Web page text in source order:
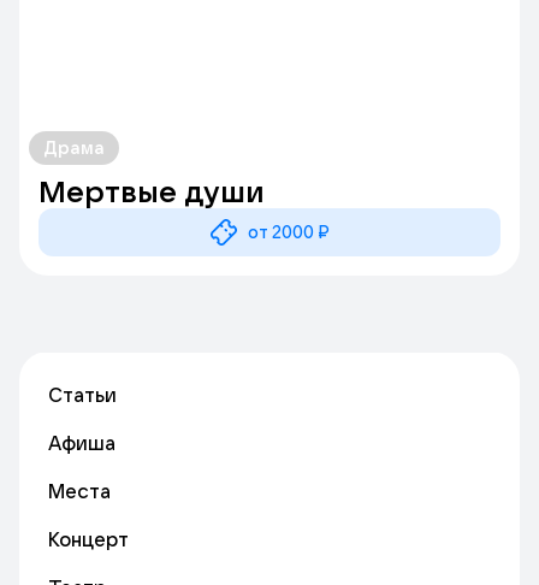
Драма
Мертвые души
от 2000 ₽
Статьи
Афиша
Места
Концерт